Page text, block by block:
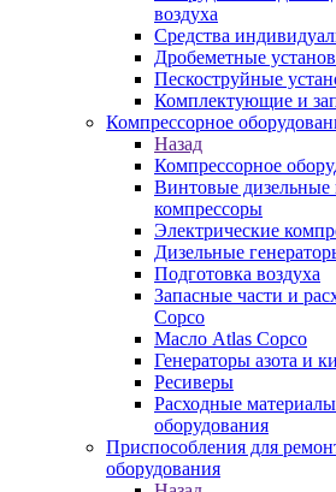
воздуха
Средства
Дробеметные
Пескоструйные
Комплектующие и
Компрессорное
Назад
Компрессорное
Винтовые
компрессоры
Электрические
Дизельные
Подготовка воздуха
Запасные части и
Copco
Масло Atlas Copco
Генераторы азота и
Ресиверы
Расходные
оборудования
Приспособления для
оборудования